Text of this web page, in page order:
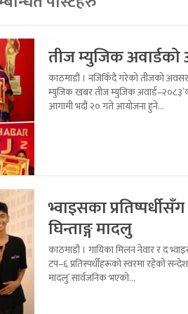
तीज म्युजिक
काठमाडौं । नजिकिँदै गरेको तीजको
म्युजिक खबर तीज म्युजिक
आगामी भदौं २० गते आयोजना हुने...
भ्वाइसका
घिन्ताङ्ग मादलु
काठमाडौं । गायिका मिलन नेवार र द
टप–६ प्रतिस्पर्धीहरूको स्वरमा रहेको
मादलु’ सार्वजनिक भएको...